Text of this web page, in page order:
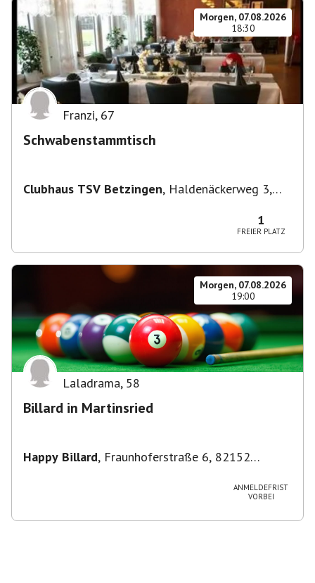
Morgen, 07.08.2026
18:30
Franzi, 67
Schwabenstammtisch
Clubhaus TSV Betzingen, Haldenäckerweg 3,
1
FREIER PLATZ
Morgen, 07.08.2026
19:00
Laladrama, 58
Billard in Martinsried
Happy Billard, Fraunhoferstraße 6, 82152
ANMELDEFRIST
VORBEI